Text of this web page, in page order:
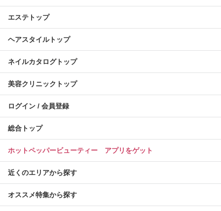
エステトップ
ヘアスタイルトップ
ネイルカタログトップ
美容クリニックトップ
ログイン / 会員登録
総合トップ
ホットペッパービューティー アプリをゲット
近くのエリアから探す
オススメ特集から探す